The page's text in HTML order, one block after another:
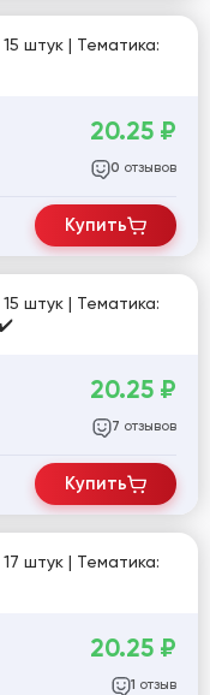
штук | Тематика:
20.25 ₽
0 отзывов
Купить
штук | Тематика:
20.25 ₽
7 отзывов
Купить
штук | Тематика:
20.25 ₽
1 отзыв